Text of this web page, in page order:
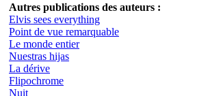
Autres publications des auteurs :
Elvis sees everything
Point de vue remarquable
Le monde entier
Nuestras hijas
La dérive
Flipochrome
Nuit